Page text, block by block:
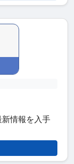
情報を入手